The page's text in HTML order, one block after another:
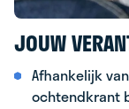
JOUW
Afhankelijk
ochtendkrant